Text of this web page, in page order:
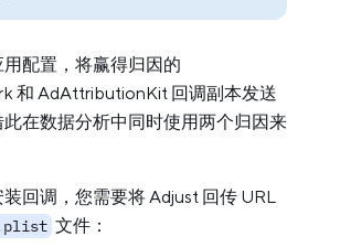
配置，将赢得归因的
和 AdAttributionKit 回调副本发送
在数据分析中同时使用两个归因来
回调，您需要将 Adjust 回传 URL
文件：